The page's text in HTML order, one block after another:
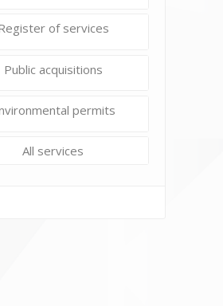
of services
Public acquisitions
permits
All services